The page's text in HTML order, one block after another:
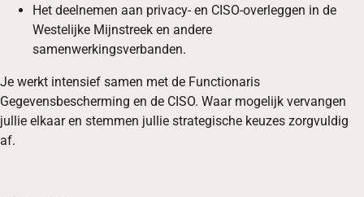
Het deelnemen aan privacy- en CISO-overleggen in de
Westelijke Mijnstreek en andere
samenwerkingsverbanden.
Je werkt intensief samen met de Functionaris
Gegevensbescherming en de CISO. Waar mogelijk vervangen
jullie elkaar en stemmen jullie strategische keuzes zorgvuldig
af.